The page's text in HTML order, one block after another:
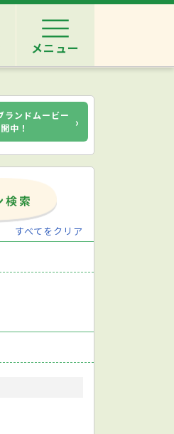
メニュー
ランドムービー
中！
›
すべてをクリア